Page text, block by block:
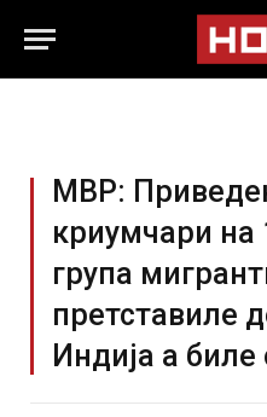
МВР:
криумчари на
група
претставиле
Индија а